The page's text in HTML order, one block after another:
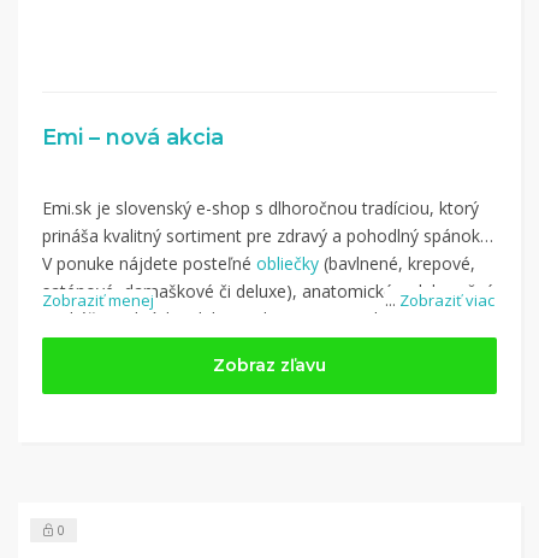
Emi – nová akcia
... Zobraziť viac
Emi.sk je slovenský e-shop s dlhoročnou tradíciou, ktorý
prináša kvalitný sortiment pre zdravý a pohodlný spánok.
V ponuke nájdete posteľné obliečky (bavlnené, krepové,
saténové, damaškové či deluxe), anatomické a dekoračné
vankúše, prikrývky, deky, prehozy na postele, matrace a
široký sortiment bytového textilu.
Nakupujte na Emi.sk a využite kupón z kategórie: Dom a
záhrada
Zobraziť menej
Zobraz zľavu
0